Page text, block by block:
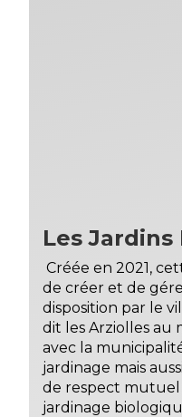
Les
Créée en 2021,
de créer et de
disposition par le
dit les Arziolles au
avec la
jardinage mais
de respect mutuel
jardinage